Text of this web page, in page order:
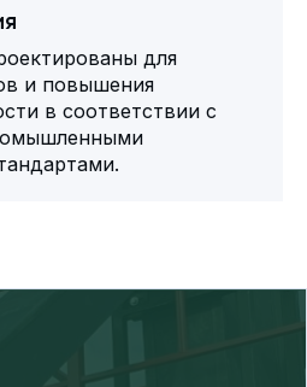
для
и повышения
в соответствии с